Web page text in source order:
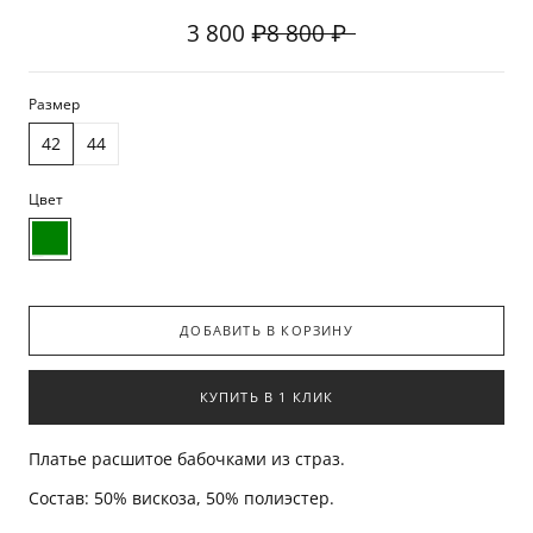
3 800 ₽8 800 ₽
Размер
42 44
Цвет
ДОБАВИТЬ В КОРЗИНУ
КУПИТЬ В 1 КЛИК
Платье расшитое бабочками из страз.
Состав: 50% вискоза, 50% полиэстер.